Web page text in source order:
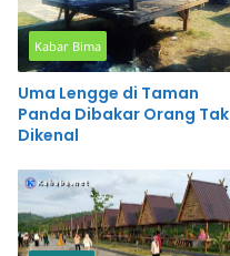
Kabar Bima
Uma Lengge di Taman
Panda Dibakar Orang Tak
Dikenal